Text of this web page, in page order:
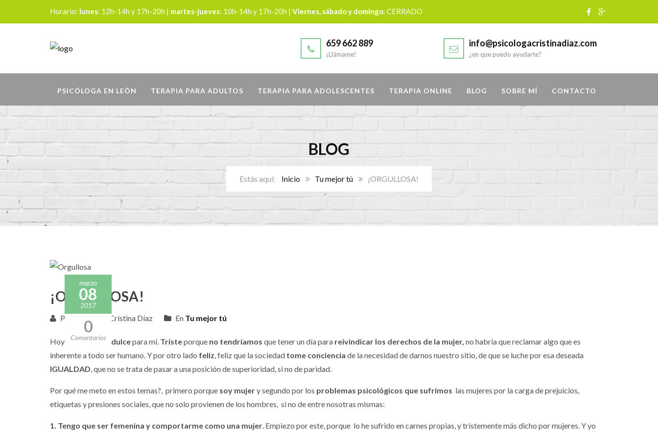
Horario: lunes: 12h-14h y 17h-20h | martes-jueves: 10h-14h y 17h-20h | Viernes, sábado y domingo: CERRADO
659 662 889
¡Llámame!
info@psicologacristinadiaz.com
¿en que puedo ayudarte?
PSICÓLOGA EN LEÓN TERAPIA PARA ADULTOS TERAPIA PARA ADOLESCENTES TERAPIA ONLINE BLOG SOBRE MÍ CONTACTO
BLOG
Inicio Tu mejor tú ¡ORGULLOSA!
marzo
08
2017
0
Comentarios
¡ORGULLOSA!
Publicado por Cristina Díaz En Tu mejor tú
Hoy es undía agridulcepara mí. Tristeporque no tendríamos que tener un día para reivindicar los derechos de la mujer, no habría que reclamar algo que es
inherente a todo ser humano. Y por otro lado feliz, feliz que la sociedad tome conciencia de la necesidad de darnos nuestro sitio, de que se luche por esa deseada
IGUALDAD, que no se trata de pasar a una posición de superioridad, si no de paridad.
Por qué me meto en estos temas?, primero porque soy mujery segundo por los problemas psicológicos que sufrimos las mujeres por la carga de prejuicios,
etiquetas y presiones sociales, que no solo provienen de los hombres, si no de entre nosotras mismas:
1. Tengo que ser femenina y comportarme como una mujer. Empiezo por este, porque lo he sufrido en carnes propias, y tristemente más dicho por mujeres. Y yo